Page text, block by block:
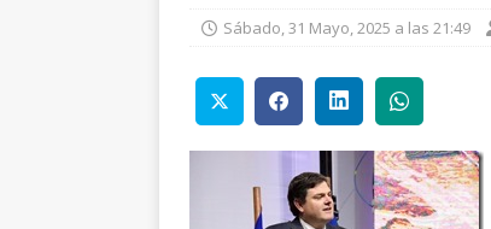
Sábado, 31 Mayo, 2025 a las 21:49